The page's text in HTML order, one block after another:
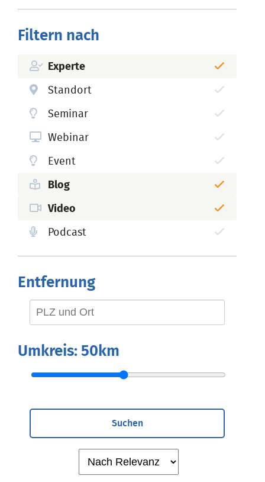
Filtern nach
Experte
Standort
Seminar
Webinar
Event
Blog
Video
Podcast
Entfernung
Umkreis: 50km
Suchen